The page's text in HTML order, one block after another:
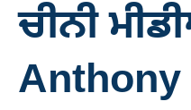
ਚੀਨੀ